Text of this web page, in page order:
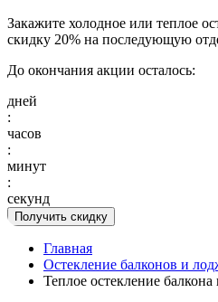
Закажите холодное или теплое
скидку 20% на последующую
До окончания акции осталось:
дней
:
часов
:
минут
:
секунд
Получить скидку
Главная
Остекление балконов и
Теплое остекление